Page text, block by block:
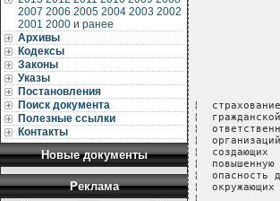
2007 2006 2005 2004 2003 2002
2001 2000 и ранее
Архивы
Кодексы
Законы
Указы
Постановления
Поиск документа
Полезные ссылки
Контакты
Новые документы
Реклама
¦  страхование        ¦      ¦     ¦           ¦            ¦     ¦           ¦            ¦
¦  гражданской        ¦      ¦     ¦           ¦            ¦     ¦           ¦            ¦
¦  ответственности    ¦      ¦     ¦           ¦            ¦     ¦           ¦            ¦
¦  организаций,       ¦      ¦     ¦           ¦            ¦     ¦           ¦            ¦
¦  создающих          ¦      ¦     ¦           ¦            ¦     ¦           ¦            ¦
¦  повышенную         ¦      ¦     ¦           ¦            ¦     ¦           ¦            ¦
¦  опасность для      ¦      ¦     ¦           ¦            ¦     ¦           ¦            ¦
¦  окружающих         ¦ 0433 ¦     ¦           ¦            ¦     ¦           ¦            ¦
¦                     ¦      +-----+-----------+------------+-----+-----------+------------+
¦  страхование иных   ¦      ¦     ¦           ¦            ¦     ¦           ¦            ¦
¦  видов              ¦      ¦     ¦           ¦            ¦     ¦           ¦            ¦
¦  ответственности    ¦ 0434 ¦     ¦           ¦            ¦     ¦           ¦            ¦
¦---------------------+------+-----+-----------+------------+-----+-----------+-------------

                                                                 Таблица 21

Договоры добровольного страхования ответственности, действовавшие на начало
                          и конец